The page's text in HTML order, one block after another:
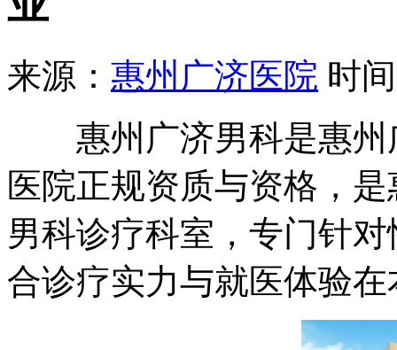
来源： 惠州广济医院 时
惠州广济男科是惠州
医院正规资质与资格，
男科诊疗科室，专门针
合诊疗实力与就医体验